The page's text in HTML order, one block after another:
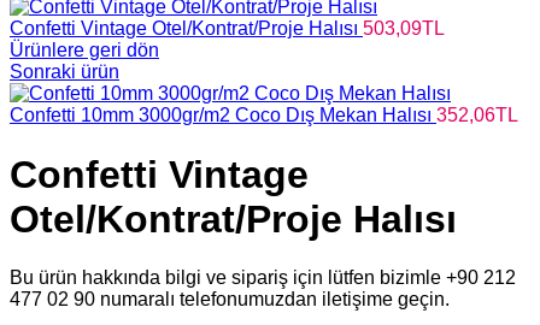
Confetti Vintage Otel/Kontrat/Proje Halısı 503,09TL
Ürünlere geri dön
Sonraki ürün
Confetti 10mm 3000gr/m2 Coco Dış Mekan Halısı 352,06TL
Confetti Vintage
Otel/Kontrat/Proje Halısı
Bu ürün hakkında bilgi ve sipariş için lütfen bizimle +90 212
477 02 90 numaralı telefonumuzdan iletişime geçin.